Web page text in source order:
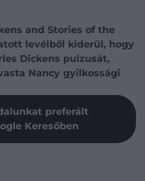
and Stories of the
levélből kiderül, hogy
Dickens pulzusát,
Nancy gyilkossági
preferált
Keresőben